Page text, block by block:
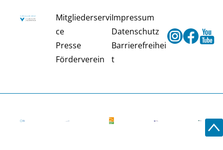
Mitgliederservi
ce
Presse
Förderverein
Impressum
Datenschutz
Barrierefreihei
t
Instagram